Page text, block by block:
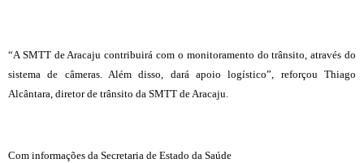
“A SMTT de Aracaju contribuirá com o monitoramento do trânsito, através do
sistema de câmeras. Além disso, dará apoio logístico”, reforçou Thiago
Alcântara, diretor de trânsito da SMTT de Aracaju.
Com informações da Secretaria de Estado da Saúde